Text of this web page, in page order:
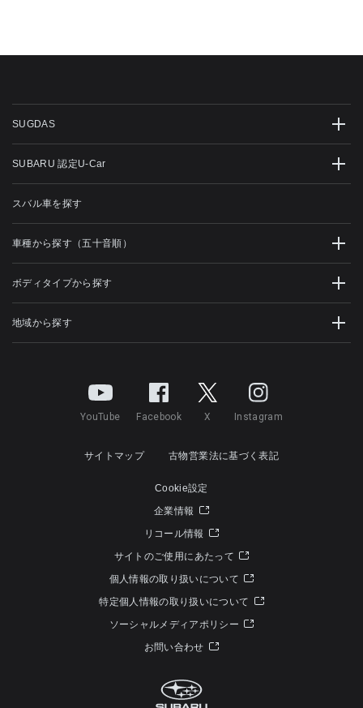
SUGDAS
SUBARU 認定U-Car
スバル車を探す
車種から探す（五十音順）
ボディタイプから探す
地域から探す
YouTube Facebook X Instagram
サイトマップ 古物営業法に基づく表記
Cookie設定
企業情報
リコール情報
サイトのご使用にあたって
個人情報の取り扱いについて
特定個人情報の取り扱いについて
ソーシャルメディアポリシー
お問い合わせ